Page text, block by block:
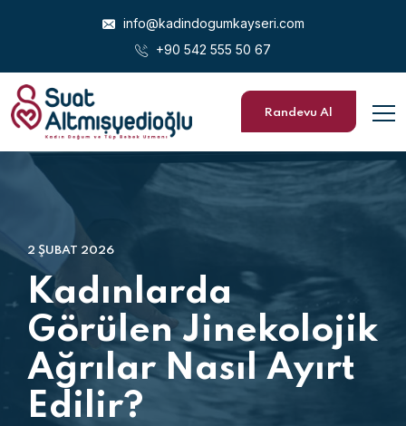
info@kadindogumkayseri.com
+90 542 555 50 67
Randevu Al
2 ŞUBAT 2026
Kadınlarda
Görülen Jinekolojik
Ağrılar Nasıl Ayırt
Edilir?